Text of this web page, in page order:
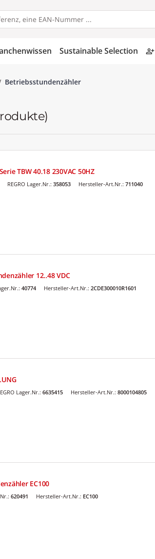
Sustainable Selection person_add_alt
Betriebsstundenzähler
TBW 40.18 230VAC 50HZ
REGRO Lager.Nr.: 358053 Hersteller-Art.Nr.: 711040
12..48 VDC
40774 Hersteller-Art.Nr.: 2CDE300010R1601
Lager.Nr.: 6635415 Hersteller-Art.Nr.: 8000104805
EC100
620491 Hersteller-Art.Nr.: EC100